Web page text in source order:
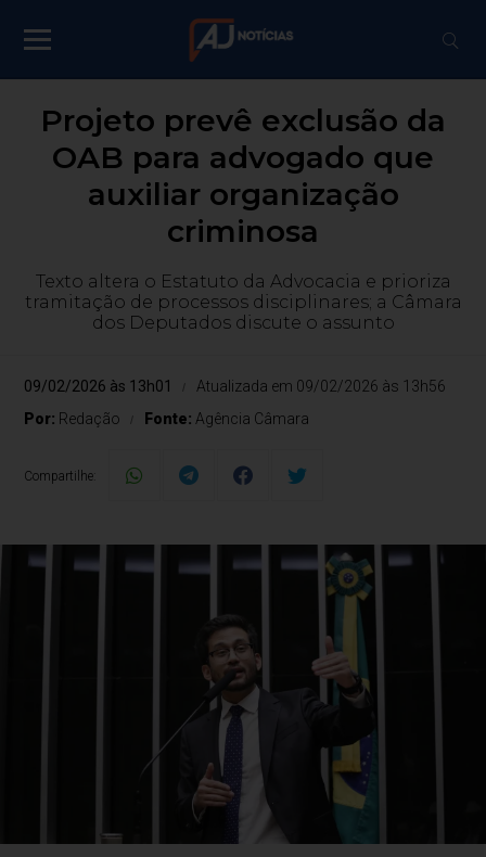
Projeto prevê exclusão da
OAB para advogado que
auxiliar organização
criminosa
Texto altera o Estatuto da Advocacia e prioriza
tramitação de processos disciplinares; a Câmara
dos Deputados discute o assunto
09/02/2026 às 13h01
Atualizada em 09/02/2026 às 13h56
Por: Redação Fonte: Agência Câmara
Compartilhe: